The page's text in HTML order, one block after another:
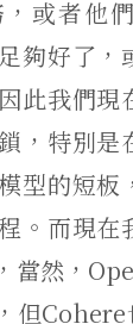
或者他
夠好了，
此我們現
，特別是
型的短板
。而現在
當然，
但